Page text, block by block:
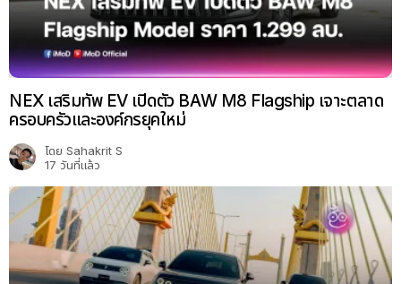
NEX เสริมทัพ EV เปิดตัว BAW M8 Flagship เจาะตลาด
ครอบครัวและองค์กรยุคใหม่
โดย Sahakrit S
17 วันที่แล้ว